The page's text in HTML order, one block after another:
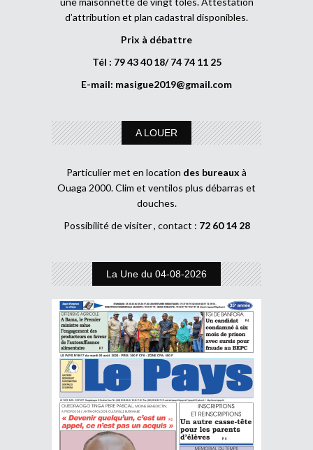
d’attribution et plan cadastral disponibles.
Prix à débattre
Tél : 79 43 40 18/ 74 74 11 25
E-mail: masigue2019@gmail.com
A LOUER
Particulier met en location des bureaux à
Ouaga 2000. Clim et ventilos plus débarras et
douches.
Possibilité de visiter , contact : 72 60 14 28
La Une du 04-08-2026